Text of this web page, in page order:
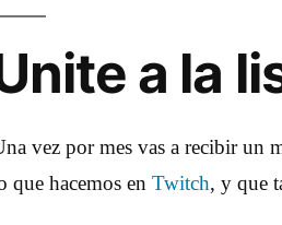
a la
vez por mes vas a recibir un
que hacemos enTwitch, y que